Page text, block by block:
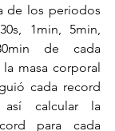
de los periodos
1min, 5min,
de cada
masa corporal
cada record
calcular la
para cada